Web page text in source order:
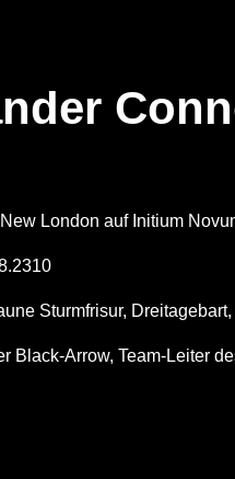
London auf Initium
Sturmfrisur,
Black-Arrow, Team-Leiter